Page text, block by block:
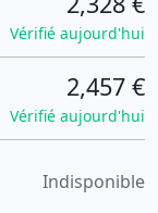
Vérifié aujourd'hui
2,457 €
Vérifié aujourd'hui
Indisponible